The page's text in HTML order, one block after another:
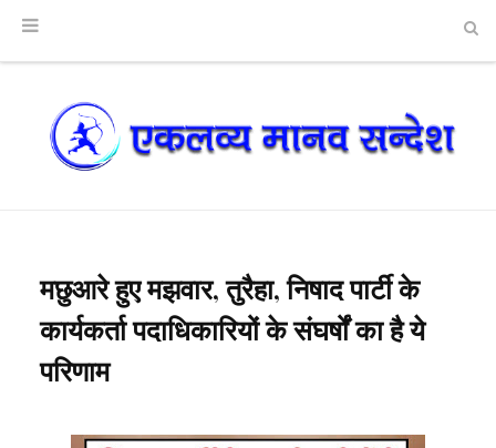
मछुआरे हुए मझवार, तुरैहा, निषाद पार्टी के
कार्यकर्ता पदाधिकारियों के संघर्षों का है ये
परिणाम